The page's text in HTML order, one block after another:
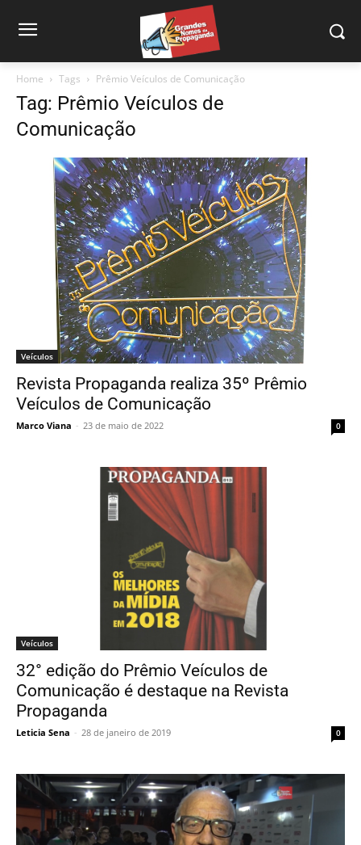
Home Tags Prêmio Veículos de Comunicação
Tag: Prêmio Veículos de
Comunicação
Veículos
Revista Propaganda realiza 35º Prêmio
Veículos de Comunicação
Marco Viana - 23 de maio de 2022 0
Veículos
32° edição do Prêmio Veículos de
Comunicação é destaque na Revista
Propaganda
Leticia Sena - 28 de janeiro de 2019 0